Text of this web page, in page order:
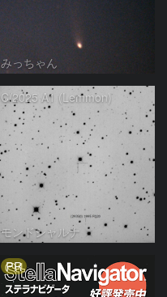
みっちゃん
C/2025 A1 (Lemmon)
モンドシャルナ
PR